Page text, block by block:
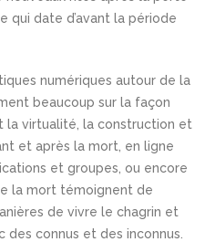
qui date d’avant la période
numériques autour de la
beaucoup sur la façon
la virtualité, la construction et
et après la mort, en ligne
et groupes, ou encore
la mort témoignent de
de vivre le chagrin et
connus et des inconnus.